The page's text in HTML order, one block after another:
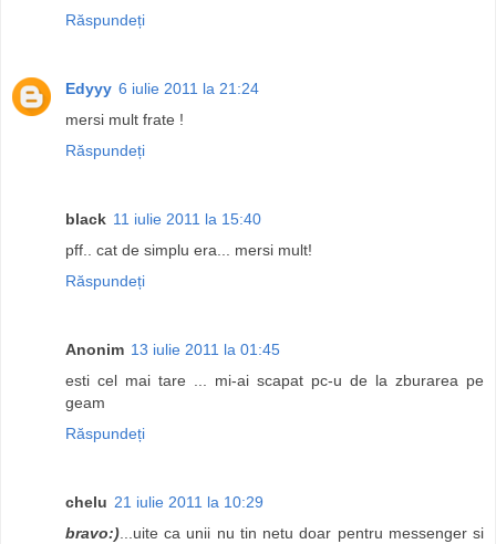
Răspundeți
Edyyy 6 iulie 2011 la 21:24
mersi mult frate !
Răspundeți
black 11 iulie 2011 la 15:40
pff.. cat de simplu era... mersi mult!
Răspundeți
Anonim 13 iulie 2011 la 01:45
esti cel mai tare ... mi-ai scapat pc-u de la zburarea pe
geam
Răspundeți
chelu 21 iulie 2011 la 10:29
bravo:)...uite ca unii nu tin netu doar pentru messenger si